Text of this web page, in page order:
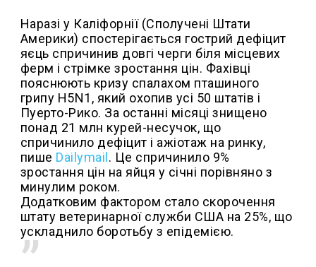
Наразі у Каліфорнії (Сполучені Штати
Америки) спостерігається гострий дефіцит
яєць спричинив довгі черги біля місцевих
ферм і стрімке зростання цін. Фахівці
пояснюють кризу спалахом пташиного
грипу H5N1, який охопив усі 50 штатів і
Пуерто-Рико. За останні місяці знищено
понад 21 млн курей-несучок, що
спричинило дефіцит і ажіотаж на ринку,
пише Dailymail . Це спричинило 9%
зростання цін на яйця у січні порівняно з
минулим роком.
Додатковим фактором стало скорочення
штату ветеринарної служби США на 25%, що
ускладнило боротьбу з епідемією.